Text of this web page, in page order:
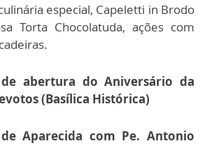
especial, Capeletti in Brodo
Torta Chocolatuda, ações com
abertura do Aniversário da
(Basílica Histórica)
Aparecida com Pe. Antonio